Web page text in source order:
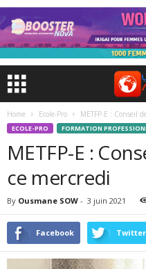
Home Ecole-Pro METFP-E : Conseil
ECOLE-PRO FORMATION
METFP-E :
ce mercredi
By Ousmane SOW - 3 juin 2021
Facebook Twitter